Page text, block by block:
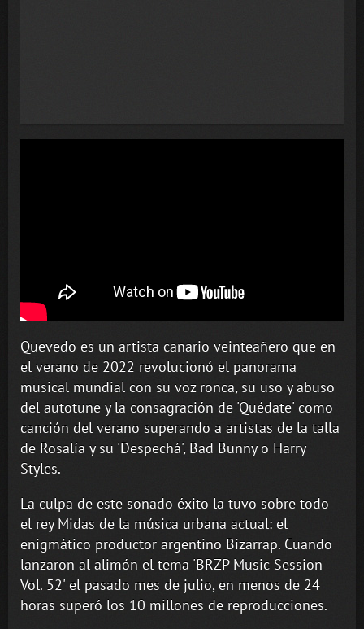
Quevedo es un artista canario veinteañero que en
el verano de 2022 revolucionó el panorama
musical mundial con su voz ronca, su uso y abuso
del autotune y la consagración de 'Quédate' como
canción del verano superando a artistas de la talla
de Rosalía y su 'Despechá', Bad Bunny o Harry
Styles.
La culpa de este sonado éxito la tuvo sobre todo
el rey Midas de la música urbana actual: el
enigmático productor argentino Bizarrap. Cuando
lanzaron al alimón el tema 'BRZP Music Session
Vol. 52' el pasado mes de julio, en menos de 24
horas superó los 10 millones de reproducciones.